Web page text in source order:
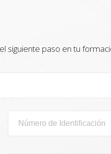
siguiente paso en tu